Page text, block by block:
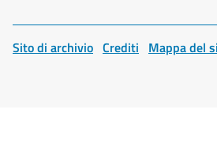
Sito di archivio Crediti Mappa del